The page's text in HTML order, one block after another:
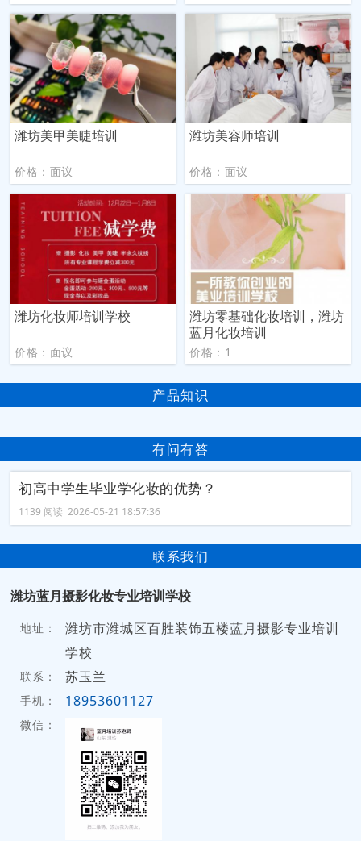
潍坊美甲美睫培训
价格：面议
潍坊美容师培训
价格：面议
潍坊化妆师培训学校
价格：面议
潍坊零基础化妆培训，潍坊
蓝月化妆培训
价格：1
产品知识
有问有答
初高中学生毕业学化妆的优势？
1139 阅读 2026-05-21 18:57:36
联系我们
潍坊蓝月摄影化妆专业培训学校
地址：
潍坊市潍城区百胜装饰五楼蓝月摄影专业培训
学校
联系： 苏玉兰
手机： 18953601127
微信：